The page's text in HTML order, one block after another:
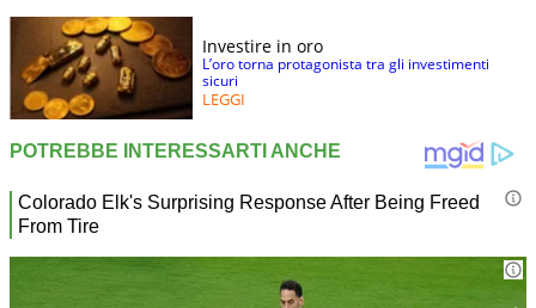
Investire in oro
L’oro torna protagonista tra gli investimenti
sicuri
LEGGI